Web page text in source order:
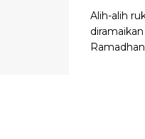
Alih-alih